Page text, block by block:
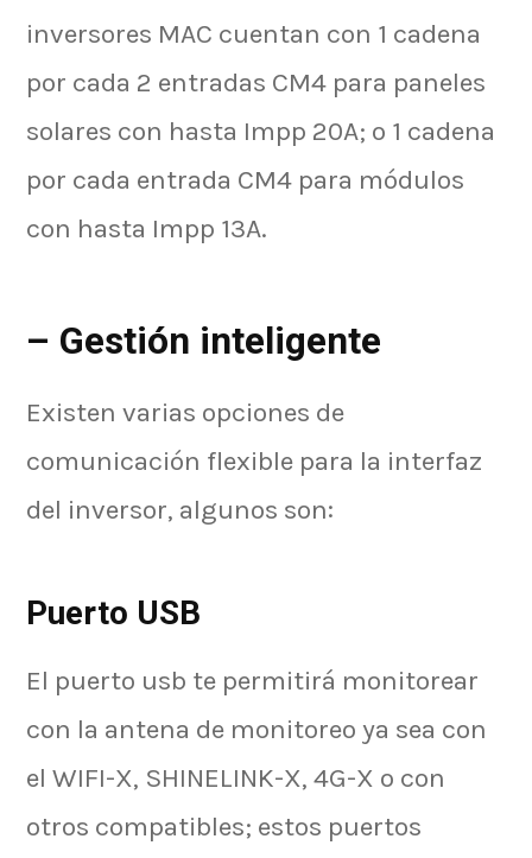
inversores MAC cuentan con 1 cadena
por cada 2 entradas CM4 para paneles
solares con hasta Impp 20A; o 1 cadena
por cada entrada CM4 para módulos
con hasta Impp 13A.
– Gestión inteligente
Existen varias opciones de
comunicación flexible para la interfaz
del inversor, algunos son:
Puerto USB
El puerto usb te permitirá monitorear
con la antena de monitoreo ya sea con
el WIFI-X, SHINELINK-X, 4G-X o con
otros compatibles; estos puertos